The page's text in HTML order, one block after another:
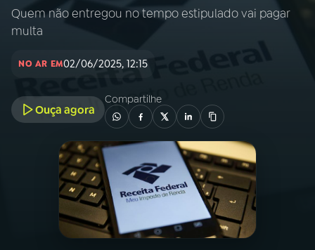
AO VIVO
INÍCIO
A RÁDIO
PROGRAMAÇÃO
PROGRAMAS
Quem não entregou no tempo estipulado vai pagar
multa
NO AR EM02/06/2025, 12:15
Ouça agora
Compartilhe